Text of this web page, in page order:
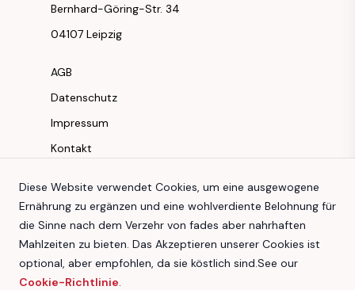
Bernhard-Göring-Str. 34
04107 Leipzig
AGB
Datenschutz
Impressum
Kontakt
Instagram
Facebook
Youtube
TikTok
Diese Website verwendet Cookies, um eine ausgewogene
Ernährung zu ergänzen und eine wohlverdiente Belohnung für
die Sinne nach dem Verzehr von fades aber nahrhaften
Mahlzeiten zu bieten. Das Akzeptieren unserer Cookies ist
optional, aber empfohlen, da sie köstlich sind.See our
Cookie-Richtlinie.